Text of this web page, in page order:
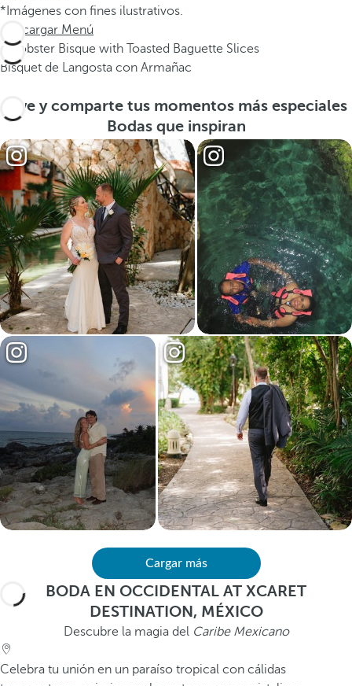
*Imágenes con fines ilustrativos.
Descargar Menú
Bísquet de Langosta con Armañac
Vive y comparte tus momentos más especiales
Bodas que inspiran
Cargar más
BODA EN OCCIDENTAL AT XCARET
DESTINATION, MÉXICO
Descubre la magia del Caribe Mexicano
Celebra tu unión en un paraíso tropical con cálidas